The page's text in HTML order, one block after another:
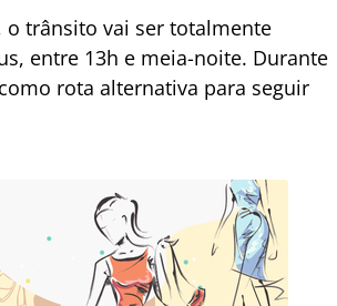
o trânsito vai ser totalmente
entre 13h e meia-noite. Durante
rota alternativa para seguir